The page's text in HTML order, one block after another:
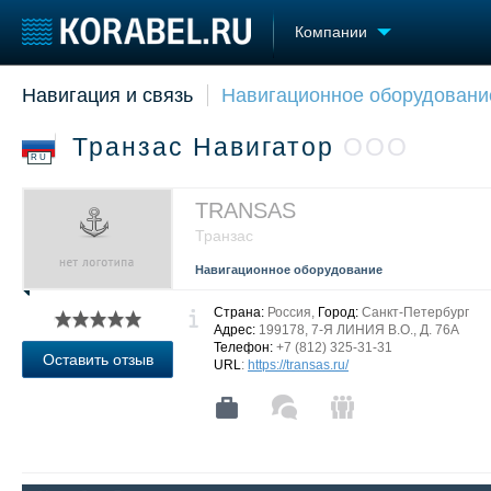
Компании
Судостроение
Новости
Репутация
Работа
Крюинг
Реклама
Торговая площадка
Продажа флота
Изделия
Материалы
Навигация и связь Навигационное
RU Транзас Навигатор ООО
TRANSAS
Транзас
Навигационное оборудование
Оставить отзыв
Страна: Россия, Город: Санкт-Петербург
Адрес: 199178, 7-Я ЛИНИЯ В.О., Д. 76А
Телефон: +7 (812) 325-31-31
URL: https://transas.ru/